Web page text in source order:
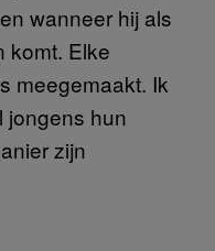
wanneer hij als
komt. Elke
meegemaakt. Ik
jongens hun
zijn